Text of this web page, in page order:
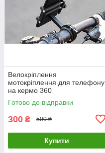
Велокріплення
мотокріплення для телефону
на кермо 360
Готово до відправки
300 ₴ 500 ₴
Купити